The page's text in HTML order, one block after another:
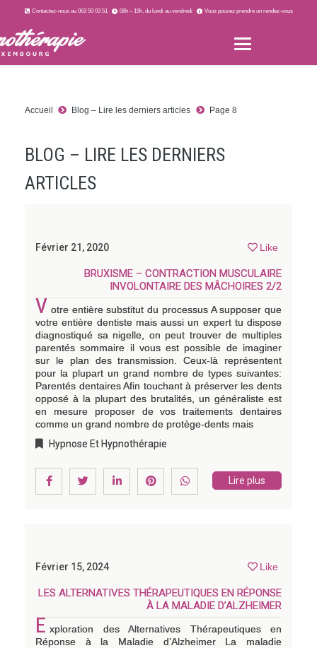
Contactez-nous au 063 50 03 51 08h – 19h, du lundi au vendredi Vous pouvez prendre un rendez-vous
Accueil Blog – Lire les derniers articles Page 8
BLOG – LIRE LES DERNIERS
ARTICLES
Février 21, 2020 Like
BRUXISME – CONTRACTION MUSCULAIRE
INVOLONTAIRE DES MÂCHOIRES 2/2
V otre entière substitut du processus A supposer que
votre entière dentiste mais aussi un expert tu dispose
diagnostiqué sa nigelle, on peut trouver de multiples
parentés sommaire il vous est possible de imaginer
sur le plan des transmission. Ceux-là représentent
pour la plupart un grand nombre de types suivantes:
Parentés dentaires Afin touchant à préserver les dents
opposé à la plupart des brutalités, un généraliste est
en mesure proposer de vos traitements dentaires
comme un grand nombre de protège-dents mais
Hypnose Et Hypnothérapie
Lire plus
Février 15, 2024 Like
LES ALTERNATIVES THÉRAPEUTIQUES EN RÉPONSE
À LA MALADIE D’ALZHEIMER
E xploration des Alternatives Thérapeutiques en
Réponse à la Maladie d’Alzheimer La maladie